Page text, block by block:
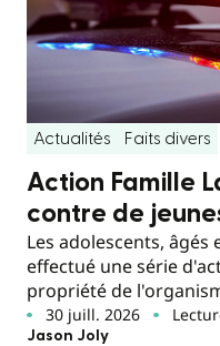
Actualités Faits divers
Action Famille
contre de
Les adolescents, âgés
effectué une série
propriété de
30 juill. 2026
Jason Joly